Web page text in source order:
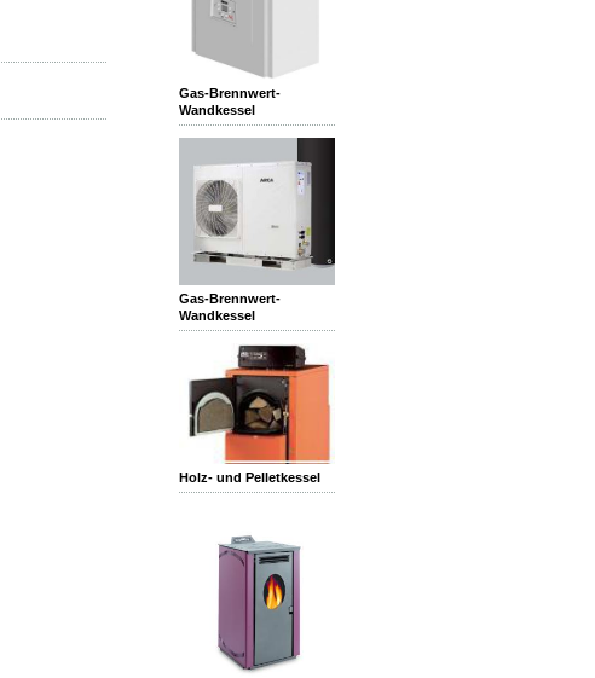
Gas-Brennwert-
Wandkessel
Gas-Brennwert-
Wandkessel
Holz- und Pelletkessel